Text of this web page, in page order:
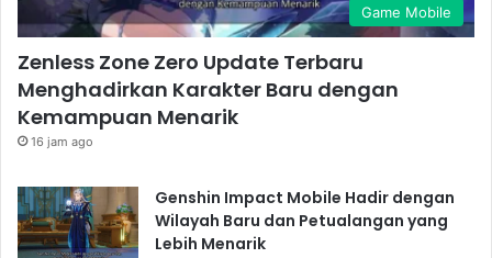
Game Mobile
Zenless Zone Zero Update Terbaru
Menghadirkan Karakter Baru dengan
Kemampuan Menarik
16 jam ago
Genshin Impact Mobile Hadir dengan
Wilayah Baru dan Petualangan yang
Lebih Menarik